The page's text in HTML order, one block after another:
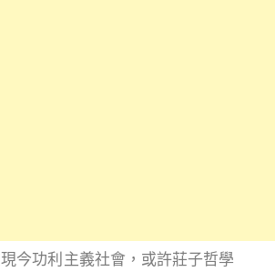
今功利主義社會，或許莊子哲學